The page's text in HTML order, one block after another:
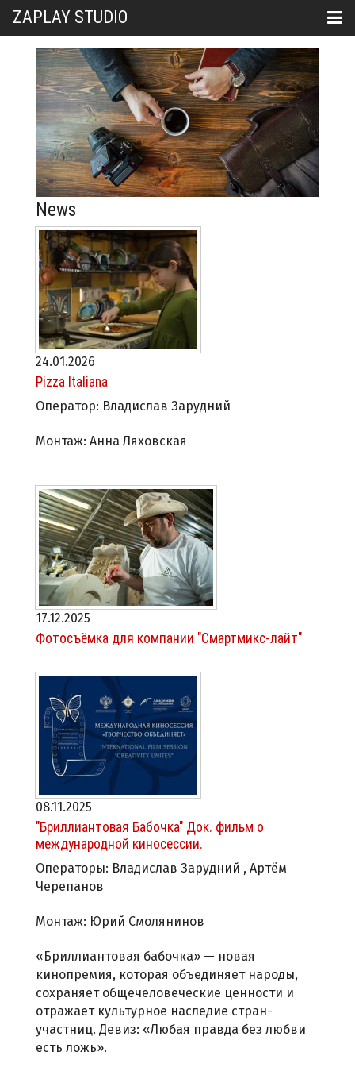
ZAPLAY STUDIO
News
24.01.2026
Pizza Italiana
Оператор: Владислав Зарудний
Монтаж: Анна Ляховская
17.12.2025
Фотосъёмка для компании "Смартмикс-лайт"
08.11.2025
"Бриллиантовая Бабочка" Док. фильм о
международной киносессии.
Операторы: Владислав Зарудний , Артём
Черепанов
Монтаж: Юрий Смолянинов
«Бриллиантовая бабочка» — новая
кинопремия, которая объединяет народы,
сохраняет общечеловеческие ценности и
отражает культурное наследие стран-
участниц. Девиз: «Любая правда без любви
есть ложь».